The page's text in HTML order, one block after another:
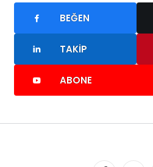
BEĞEN
TAKIP
ABONE